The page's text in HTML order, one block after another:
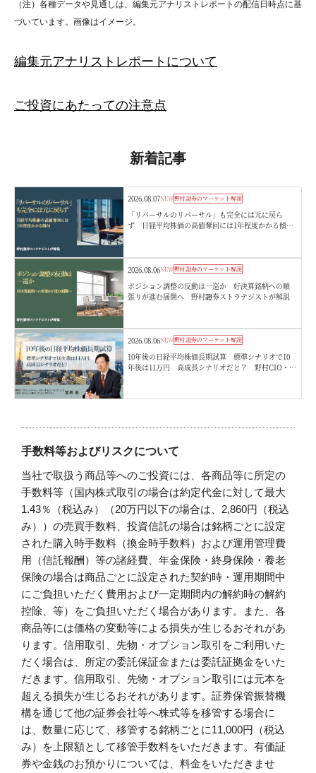
（注）各種データや見通しは、編集元アナリストレポートの配信日時点に基
づいています。画像はイメージ。
編集元アナリストレポートについて
ご投資にあたっての注意点
新着記事
2026.08.07NEW野村證券のマーケット解説
「リバーサルのリバーサル」も完全には元に戻ら
ず 日経平均株価の高値奪回には1年程度かかる傾
2026.08.06NEW野村證券のマーケット解説
ポジション調整の反動は一巡か 好決算銘柄への順
張りが進む展開へ 野村證券ストラテジストが解説
2026.08.06NEW野村證券のマーケット解説
10年後の日経平均株価長期試算 標準シナリオで10
年後は11万円 高成長シナリオだと？ 野村CIO・宮
手数料等およびリスクについて
当社で取扱う商品等へのご投資には、各商品等に所定の
手数料等（国内株式取引の場合は約定代金に対して最大
1.43％（税込み）（20万円以下の場合は、2,860円（税込
み））の売買手数料、投資信託の場合は銘柄ごとに設定
された購入時手数料（換金時手数料）および運用管理費
用（信託報酬）等の諸経費、年金保険・終身保険・養老
保険の場合は商品ごとに設定された契約時・運用期間中
にご負担いただく費用および一定期間内の解約時の解約
控除、等）をご負担いただく場合があります。また、各
商品等には価格の変動等による損失が生じるおそれがあ
ります。信用取引、先物・オプション取引をご利用いた
だく場合は、所定の委託保証金または委託証拠金をいた
だきます。信用取引、先物・オプション取引には元本を
超える損失が生じるおそれがあります。証券保管振替機
構を通じて他の証券会社等へ株式等を移管する場合に
は、数量に応じて、移管する銘柄ごとに11,000円（税込
み）を上限額として移管手数料をいただきます。有価証
券や金銭のお預かりについては、料金をいただきませ